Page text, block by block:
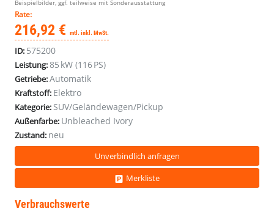
Beispielbilder, ggf. teilweise mit Sonderausstattung
Rate:
216,92 € mtl. inkl. MwSt.
ID: 575200
Leistung:85 kW (116 PS)
Getriebe:Automatik
Kraftstoff: Elektro
Kategorie: SUV/Geländewagen/Pickup
Außenfarbe: Unbleached Ivory
Zustand: neu
Unverbindlich anfragen
Merkliste
Verbrauchswerte